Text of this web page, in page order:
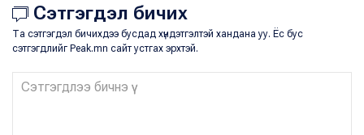
Сэтгэгдэл бичих
Та сэтгэгдэл бичихдээ бусдад хүндэтгэлтэй хандана уу. Ёс бус
сэтгэгдлийг Peak.mn сайт устгах эрхтэй.